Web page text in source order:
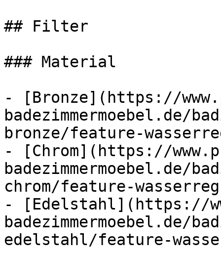
## Filter
### Material
- [Bronze](https://
bronze/feature-
- [Chrom](https://
chrom/feature-
- [Edelstahl](https://
edelstahl/feature-